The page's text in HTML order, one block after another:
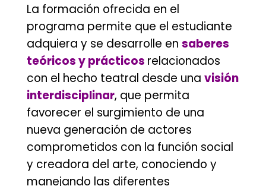
La formación ofrecida en el
programa permite que el estudiante
adquiera y se desarrolle en saberes
teóricos y prácticos relacionados
con el hecho teatral desde una visión
interdisciplinar, que permita
favorecer el surgimiento de una
nueva generación de actores
comprometidos con la función social
y creadora del arte, conociendo y
manejando las diferentes